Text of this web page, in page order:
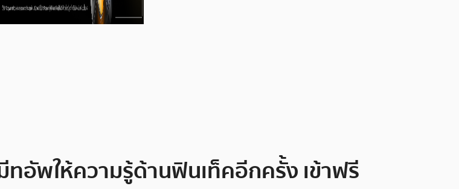
ทอัพให้ความรู้ด้านฟินเท็คอีกครั้ง เข้าฟรี